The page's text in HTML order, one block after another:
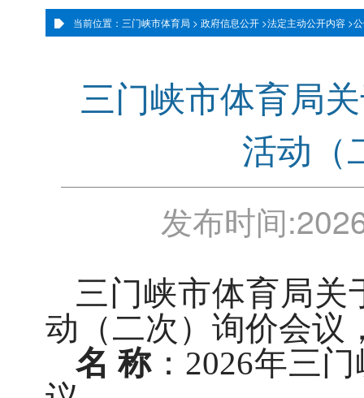
当前位置：三门峡市体育局 > 政府信息公开 >法定主动公开内容 >
三门峡市体育局
活动（
发布时间:
三门峡市体育局关
动（二次）询价会议
名 称：2026年三